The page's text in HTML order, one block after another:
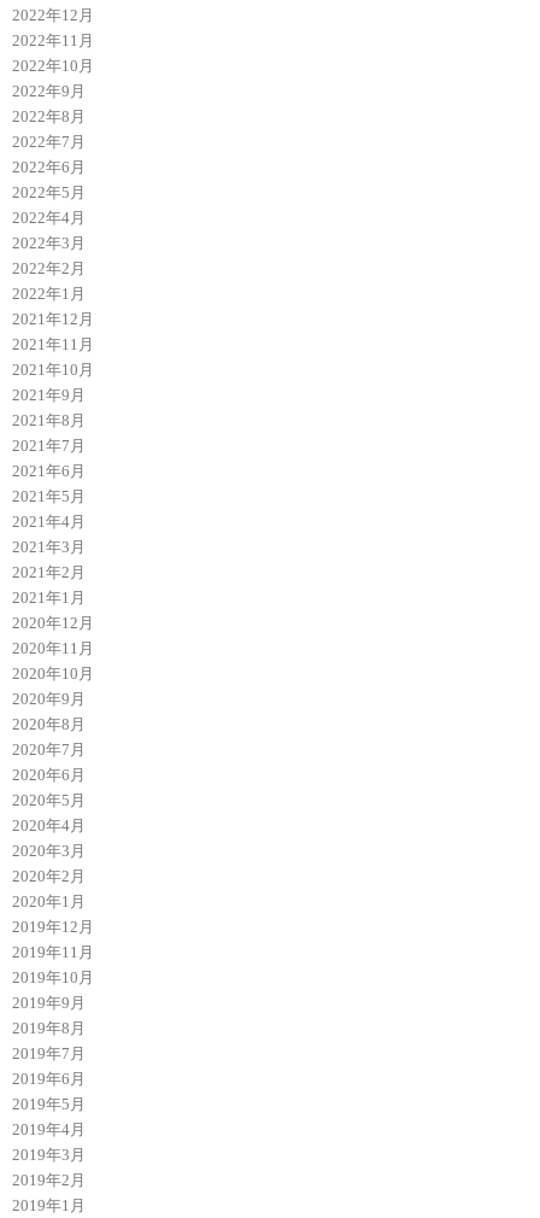
2022年12月
2022年11月
2022年10月
2022年9月
2022年8月
2022年7月
2022年6月
2022年5月
2022年4月
2022年3月
2022年2月
2022年1月
2021年12月
2021年11月
2021年10月
2021年9月
2021年8月
2021年7月
2021年6月
2021年5月
2021年4月
2021年3月
2021年2月
2021年1月
2020年12月
2020年11月
2020年10月
2020年9月
2020年8月
2020年7月
2020年6月
2020年5月
2020年4月
2020年3月
2020年2月
2020年1月
2019年12月
2019年11月
2019年10月
2019年9月
2019年8月
2019年7月
2019年6月
2019年5月
2019年4月
2019年3月
2019年2月
2019年1月